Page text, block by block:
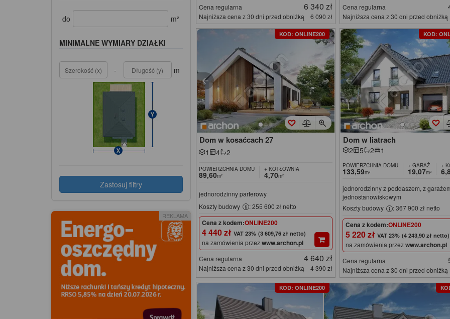
Cena regularna 6 340 zł
Najniższa cena z 30 dni przed obniżką 6 090 zł
Cena regularna
Najniższa cena z 30 dni przed obniżką
KOD: ONLINE200
Dom w kosaćcach 27
1 4 2
POWIERZCHNIA DOMU
89,60m²
+ KOTŁOWNIA
4,70m²
jednorodzinny parterowy
Koszty budowy
: 255 600 zł netto
Cena z kodem:ONLINE200
4 440 zł (3 609,76 zł netto)
na zamówienia przezwww.archon.pl
Cena regularna 4 640 zł
Najniższa cena z 30 dni przed obniżką 4 390 zł
KOD:
Dom w liatrach
2 5 2 1
POWIERZCHNIA DOMU
133,59m²
+ GARAŻ
19,07m²
+
jednorodzinny z poddaszem, z
jednostanowiskowym
Koszty budowy
: 367 900 zł netto
Cena z kodem:ONLINE200
5 220 zł (4 243,90 zł netto)
na zamówienia przezwww.archon.pl
Cena regularna
Najniższa cena z 30 dni przed obniżką
KOD: ONLINE200
do m²
MINIMALNE WYMIARY DZIAŁKI
- m
Zastosuj filtry
REKLAMA